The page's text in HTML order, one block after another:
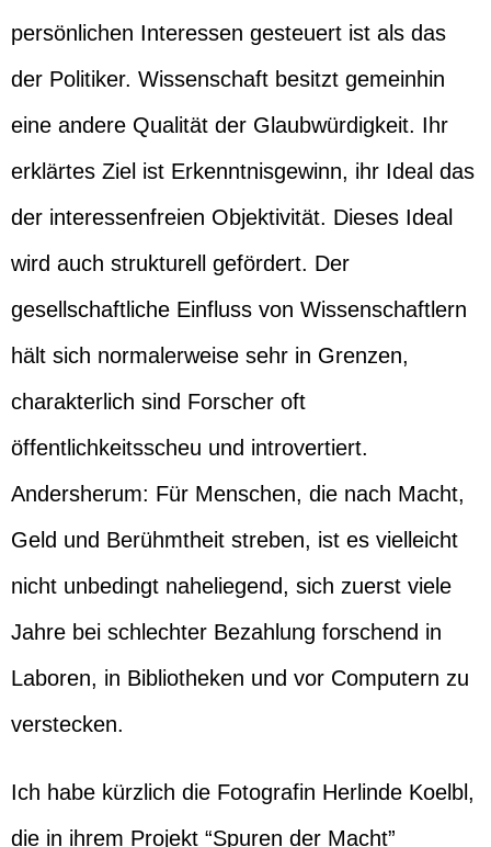
persönlichen Interessen gesteuert ist als das
der Politiker. Wissenschaft besitzt gemeinhin
eine andere Qualität der Glaubwürdigkeit. Ihr
erklärtes Ziel ist Erkenntnisgewinn, ihr Ideal das
der interessenfreien Objektivität. Dieses Ideal
wird auch strukturell gefördert. Der
gesellschaftliche Einfluss von Wissenschaftlern
hält sich normalerweise sehr in Grenzen,
charakterlich sind Forscher oft
öffentlichkeitsscheu und introvertiert.
Andersherum: Für Menschen, die nach Macht,
Geld und Berühmtheit streben, ist es vielleicht
nicht unbedingt naheliegend, sich zuerst viele
Jahre bei schlechter Bezahlung forschend in
Laboren, in Bibliotheken und vor Computern zu
verstecken.
Ich habe kürzlich die Fotografin Herlinde Koelbl,
die in ihrem Projekt “Spuren der Macht”